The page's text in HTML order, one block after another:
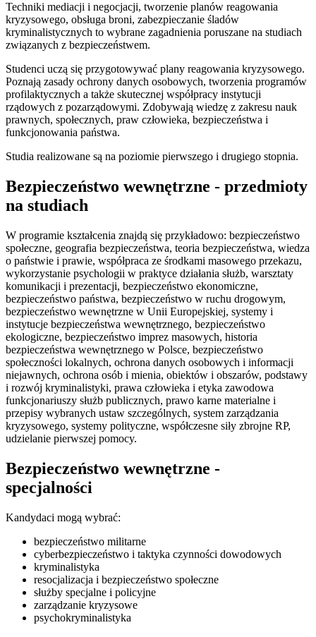
Techniki mediacji i negocjacji, tworzenie planów reagowania
kryzysowego, obsługa broni, zabezpieczanie śladów
kryminalistycznych to wybrane zagadnienia poruszane na studiach
związanych z bezpieczeństwem.
Studenci uczą się przygotowywać plany reagowania kryzysowego.
Poznają zasady ochrony danych osobowych, tworzenia programów
profilaktycznych a także skutecznej współpracy instytucji
rządowych z pozarządowymi. Zdobywają wiedzę z zakresu nauk
prawnych, społecznych, praw człowieka, bezpieczeństwa i
funkcjonowania państwa.
Studia realizowane są na poziomie pierwszego i drugiego stopnia.
Bezpieczeństwo wewnętrzne - przedmioty
na studiach
W programie kształcenia znajdą się przykładowo: bezpieczeństwo
społeczne, geografia bezpieczeństwa, teoria bezpieczeństwa, wiedza
o państwie i prawie, współpraca ze środkami masowego przekazu,
wykorzystanie psychologii w praktyce działania służb, warsztaty
komunikacji i prezentacji, bezpieczeństwo ekonomiczne,
bezpieczeństwo państwa, bezpieczeństwo w ruchu drogowym,
bezpieczeństwo wewnętrzne w Unii Europejskiej, systemy i
instytucje bezpieczeństwa wewnętrznego, bezpieczeństwo
ekologiczne, bezpieczeństwo imprez masowych, historia
bezpieczeństwa wewnętrznego w Polsce, bezpieczeństwo
społeczności lokalnych, ochrona danych osobowych i informacji
niejawnych, ochrona osób i mienia, obiektów i obszarów, podstawy
i rozwój kryminalistyki, prawa człowieka i etyka zawodowa
funkcjonariuszy służb publicznych, prawo karne materialne i
przepisy wybranych ustaw szczególnych, system zarządzania
kryzysowego, systemy polityczne, współczesne siły zbrojne RP,
udzielanie pierwszej pomocy.
Bezpieczeństwo wewnętrzne -
specjalności
Kandydaci mogą wybrać:
bezpieczeństwo militarne
cyberbezpieczeństwo i taktyka czynności dowodowych
kryminalistyka
resocjalizacja i bezpieczeństwo społeczne
służby specjalne i policyjne
zarządzanie kryzysowe
psychokryminalistyka